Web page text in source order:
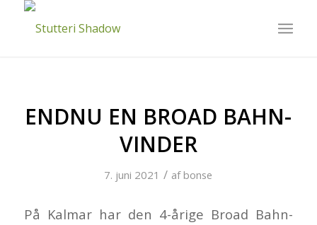
ENDNU EN BROAD BAHN-
VINDER
7. juni 2021 / afbonse
På Kalmar har den 4-årige Broad Bahn-